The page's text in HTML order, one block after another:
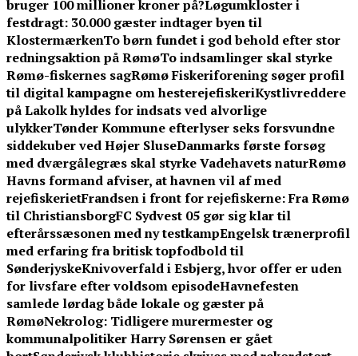
bruger 100 millioner kroner på?Løgumkloster i
festdragt: 30.000 gæster indtager byen til
KlostermærkenTo børn fundet i god behold efter stor
redningsaktion på RømøTo indsamlinger skal styrke
Rømø-fiskernes sagRømø Fiskeriforening søger profil
til digital kampagne om hesterejefiskeriKystlivreddere
på Lakolk hyldes for indsats ved alvorlige
ulykkerTønder Kommune efterlyser seks forsvundne
siddekuber ved Højer SluseDanmarks første forsøg
med dværgålegræs skal styrke Vadehavets naturRømø
Havns formand afviser, at havnen vil af med
rejefiskerietFrandsen i front for rejefiskerne: Fra Rømø
til ChristiansborgFC Sydvest 05 gør sig klar til
efterårssæsonen med ny testkampEngelsk trænerprofil
med erfaring fra britisk topfodbold til
SønderjyskeKnivoverfald i Esbjerg, hvor offer er uden
for livsfare efter voldsom episodeHavnefesten
samlede lørdag både lokale og gæster på
RømøNekrolog: Tidligere murermester og
kommunalpolitiker Harry Sørensen er gået